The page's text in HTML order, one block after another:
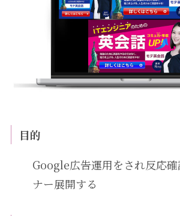
目的
Google広告運用をされ反応
ナー展開する